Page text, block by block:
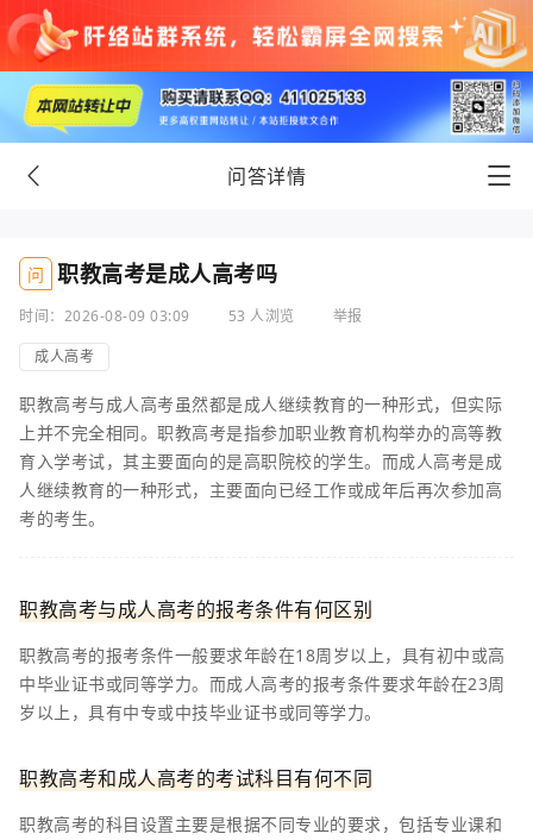
问答详情
问 职教高考是成人高考吗
时间：2026-08-09 03:09 53 人浏览
举报
成人高考
职教高考与成人高考虽然都是成人继续教育的一种形式，但实际
上并不完全相同。职教高考是指参加职业教育机构举办的高等教
育入学考试，其主要面向的是高职院校的学生。而成人高考是成
人继续教育的一种形式，主要面向已经工作或成年后再次参加高
考的考生。
职教高考与成人高考的报考条件有何区别
职教高考的报考条件一般要求年龄在18周岁以上，具有初中或高
中毕业证书或同等学力。而成人高考的报考条件要求年龄在23周
岁以上，具有中专或中技毕业证书或同等学力。
职教高考和成人高考的考试科目有何不同
职教高考的科目设置主要是根据不同专业的要求，包括专业课和